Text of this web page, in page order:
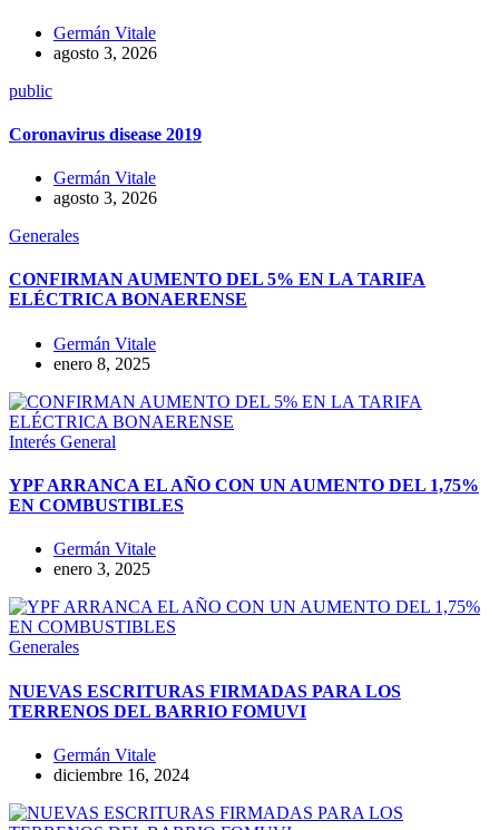
Germán Vitale
agosto 3, 2026
public
Coronavirus disease 2019
Germán Vitale
agosto 3, 2026
Generales
CONFIRMAN AUMENTO DEL 5% EN LA TARIFA
ELÉCTRICA BONAERENSE
Germán Vitale
enero 8, 2025
Interés General
YPF ARRANCA EL AÑO CON UN AUMENTO DEL 1,75%
EN COMBUSTIBLES
Germán Vitale
enero 3, 2025
Generales
NUEVAS ESCRITURAS FIRMADAS PARA LOS
TERRENOS DEL BARRIO FOMUVI
Germán Vitale
diciembre 16, 2024